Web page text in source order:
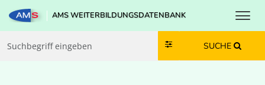
Zum Inhalt springen
Zum Navmenü springen
Zur Suche springen
Zur Footer springen
AMS WEITERBILDUNGSDATENBANK
SUCHE